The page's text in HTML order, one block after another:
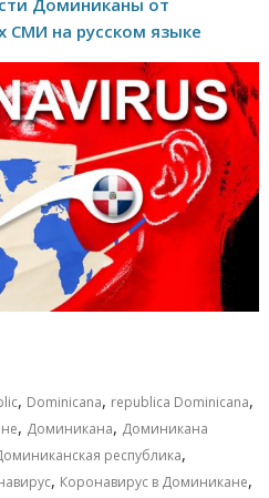
Доминиканы от
СМИ на русском языке
п
р
, Dominicana, republica Dominicana,
, Доминикана, Доминикана
республика,
, Коронавирус в Доминикане,